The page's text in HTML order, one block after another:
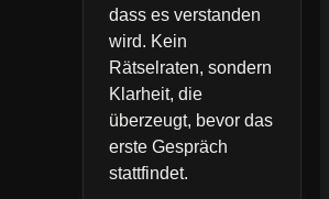
dass es verstanden
wird. Kein
Rätselraten, sondern
Klarheit, die
überzeugt, bevor das
erste Gespräch
stattfindet.